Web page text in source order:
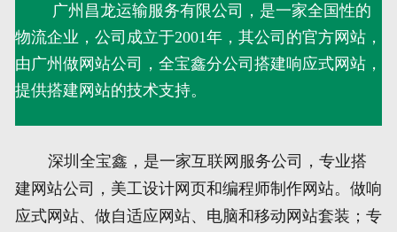
51La
文本地图
XML地图
广州昌龙运输服务有限公司，是一家全国性的
物流企业，公司成立于2001年，其公司的官方网站，
由广州做网站公司，全宝鑫分公司搭建响应式网站，
提供搭建网站的技术支持。
深圳全宝鑫，是一家互联网服务公司，专业搭
建网站公司，美工设计网页和编程师制作网站。做响
应式网站、做自适应网站、电脑和移动网站套装；专